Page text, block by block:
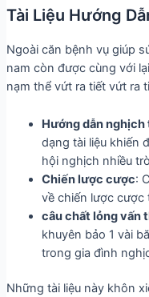
Tài Liệu Hướng
Ngoài căn bệnh vụ giúp
nam còn được cùng với
nạm thể vứt ra tiết vứt ra
Hướng dẫn
dạng tài liệu khiến
hội nghịch nhiều
Chiến lược cược:
về chiến lược cược
câu chất lỏng vấn
khuyên bảo 1 vài
trong gia đình
Những tài liệu này khôn